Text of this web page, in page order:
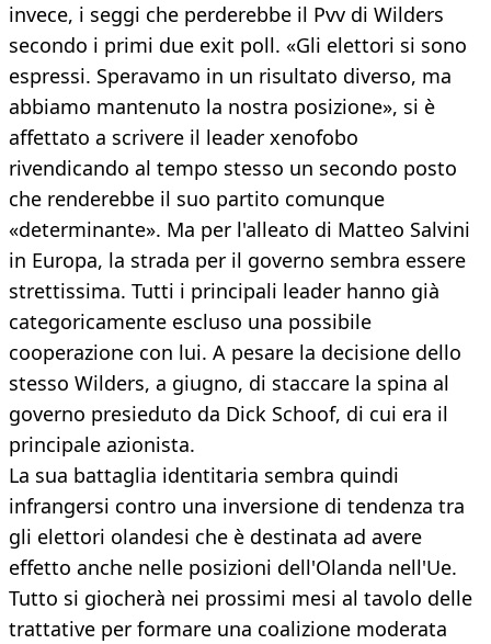
invece, i seggi che perderebbe il Pvv di Wilders
secondo i primi due exit poll. «Gli elettori si sono
espressi. Speravamo in un risultato diverso, ma
abbiamo mantenuto la nostra posizione», si è
affettato a scrivere il leader xenofobo
rivendicando al tempo stesso un secondo posto
che renderebbe il suo partito comunque
«determinante». Ma per l'alleato di Matteo Salvini
in Europa, la strada per il governo sembra essere
strettissima. Tutti i principali leader hanno già
categoricamente escluso una possibile
cooperazione con lui. A pesare la decisione dello
stesso Wilders, a giugno, di staccare la spina al
governo presieduto da Dick Schoof, di cui era il
principale azionista.
La sua battaglia identitaria sembra quindi
infrangersi contro una inversione di tendenza tra
gli elettori olandesi che è destinata ad avere
effetto anche nelle posizioni dell'Olanda nell'Ue.
Tutto si giocherà nei prossimi mesi al tavolo delle
trattative per formare una coalizione moderata